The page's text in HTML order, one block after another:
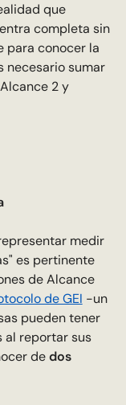
que
completa sin
para conocer la
necesario sumar
2 y
medir
es pertinente
de Alcance
de GEI -un
pueden tener
al reportar sus
dedos